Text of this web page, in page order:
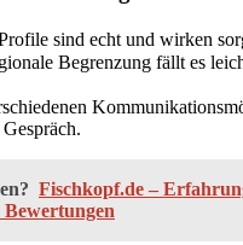
sind echt und wirken
Begrenzung fällt es
Fischkopf.de –